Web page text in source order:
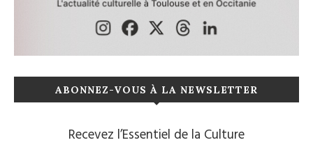
ABONNEZ-VOUS À LA NEWSLETTER
Recevez l’Essentiel de la Culture